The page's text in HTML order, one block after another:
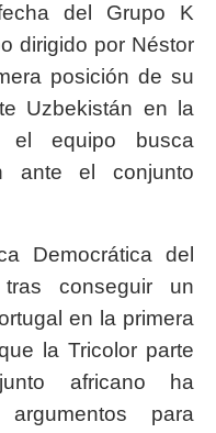
del Grupo K
dirigido por Néstor
posición de su
Uzbekistán en la
el equipo busca
ante el conjunto
Democrática del
conseguir un
en la primera
la Tricolor parte
africano ha
para